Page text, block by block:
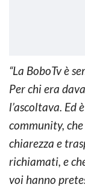
“La BoboTv è
Per chi era
l’ascoltava. Ed
community,
chiarezza e
richiamati, e
voi hanno